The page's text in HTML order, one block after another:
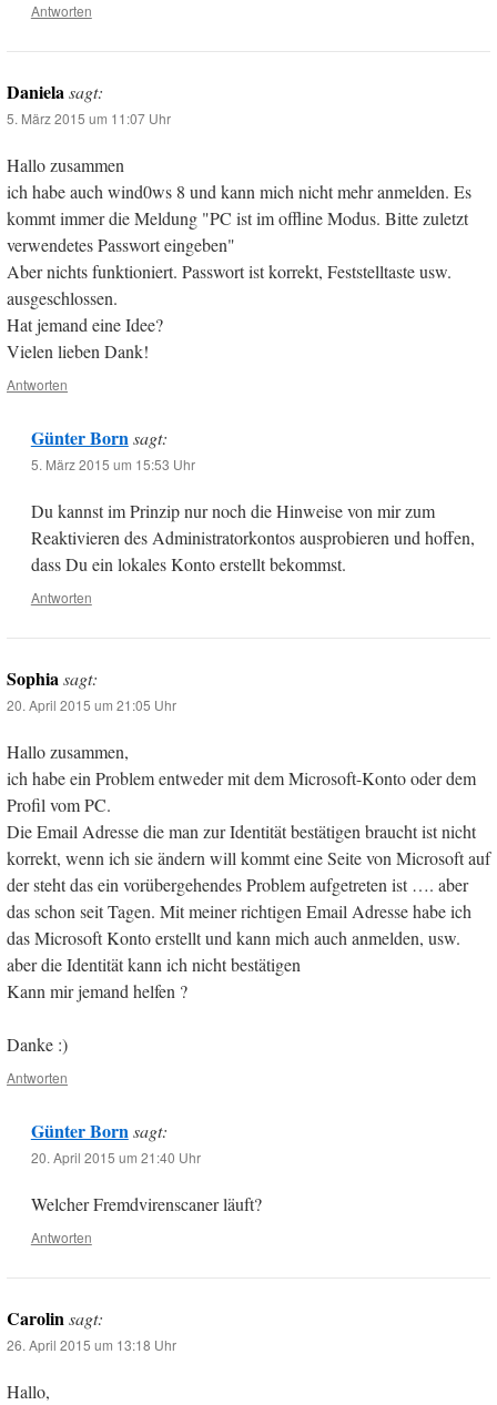
Antworten
Danielasagt:
5. März 2015 um 11:07 Uhr
Hallo zusammen
ich habe auch wind0ws 8 und kann mich nicht mehr anmelden. Es
kommt immer die Meldung "PC ist im offline Modus. Bitte zuletzt
verwendetes Passwort eingeben"
Aber nichts funktioniert. Passwort ist korrekt, Feststelltaste usw.
ausgeschlossen.
Hat jemand eine Idee?
Vielen lieben Dank!
Antworten
Günter Born sagt:
5. März 2015 um 15:53 Uhr
Du kannst im Prinzip nur noch die Hinweise von mir zum
Reaktivieren des Administratorkontos ausprobieren und hoffen,
dass Du ein lokales Konto erstellt bekommst.
Antworten
Sophiasagt:
20. April 2015 um 21:05 Uhr
Hallo zusammen,
ich habe ein Problem entweder mit dem Microsoft-Konto oder dem
Profil vom PC.
Die Email Adresse die man zur Identität bestätigen braucht ist nicht
korrekt, wenn ich sie ändern will kommt eine Seite von Microsoft auf
der steht das ein vorübergehendes Problem aufgetreten ist …. aber
das schon seit Tagen. Mit meiner richtigen Email Adresse habe ich
das Microsoft Konto erstellt und kann mich auch anmelden, usw.
aber die Identität kann ich nicht bestätigen
Kann mir jemand helfen ?
Danke :)
Antworten
Günter Born sagt:
20. April 2015 um 21:40 Uhr
Welcher Fremdvirenscaner läuft?
Antworten
Carolinsagt:
26. April 2015 um 13:18 Uhr
Hallo,